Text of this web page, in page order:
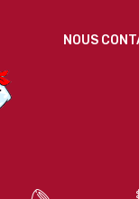
NOUS